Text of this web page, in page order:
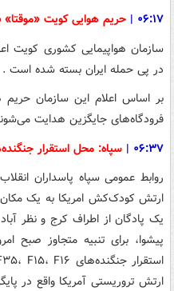
۰۶:۱۷ | حریم هوایی کویت
سازمان هواپیمایی کشوری کویت
در پی حمله ایران بسته شده است .
بر اساس اعلام این سازمان حریم
فرودگاه‌های جایگزین هدایت
۰۶:۳۷ | سپاه: محل استقرار
روابط عمومی سپاه پاسداران
ارتش کودک‌کش امریکا به یک
یک پادگان از اطراف کرج و نظر
ارتش تروریستی آمریکا واقع در